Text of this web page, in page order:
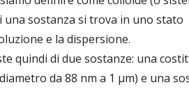
una sostanza si trova in uno stato
e la dispersione.
quindi di due sostanze: una
da 88 nm a 1 μm) e una